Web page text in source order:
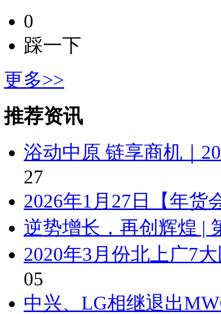
0
踩一下
更多>>
推荐资讯
浴动中原 链享商机｜
27
2026年1月27日【年货
逆势增长，再创辉煌 |
2020年3月份北上广7
05
中兴、LG相继退出